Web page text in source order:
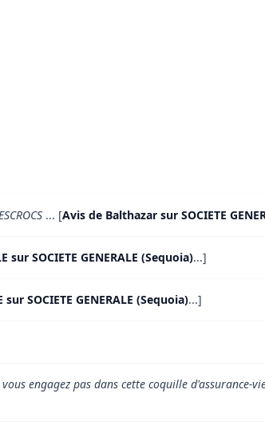
... [Avis de Balthazar sur SOCIETE
sur SOCIETE GENERALE (Sequoia)...]
sur SOCIETE GENERALE (Sequoia)...]
engagez pas dans cette coquille d'assurance-